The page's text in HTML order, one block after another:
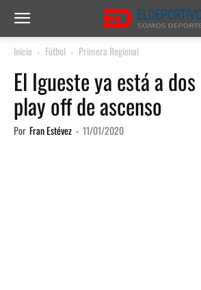
Inicio Fútbol Primera Regional
El Igueste ya está a
play off de ascenso
Por Fran Estévez - 11/01/2020